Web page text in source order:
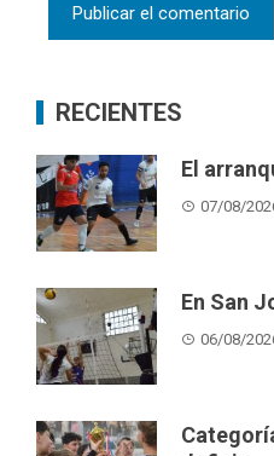
RECIENTES
El
07/08/
En San
06/08/